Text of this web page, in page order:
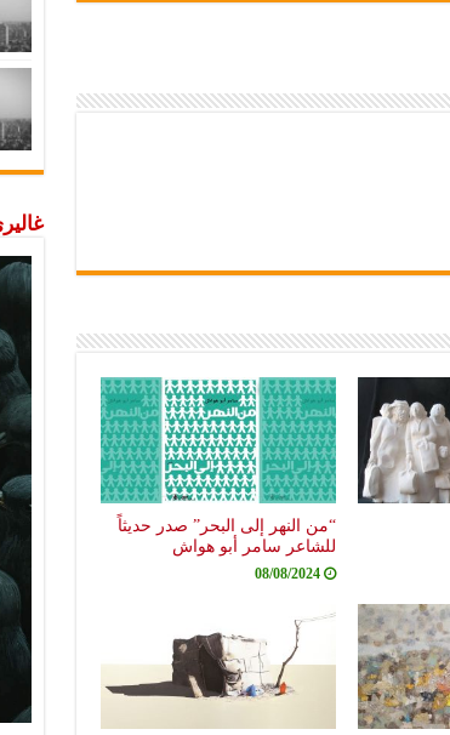
“من النهر إلى البحر” صدر حديثاً
للشاعر سامر أبو هواش
08/08/2024